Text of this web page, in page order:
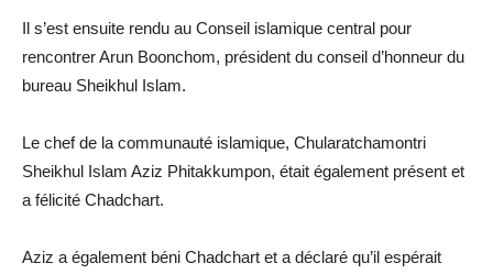
Il s’est ensuite rendu au Conseil islamique central pour
rencontrer Arun Boonchom, président du conseil d’honneur du
bureau Sheikhul Islam.
Le chef de la communauté islamique, Chularatchamontri
Sheikhul Islam Aziz Phitakkumpon, était également présent et
a félicité Chadchart.
Aziz a également béni Chadchart et a déclaré qu’il espérait